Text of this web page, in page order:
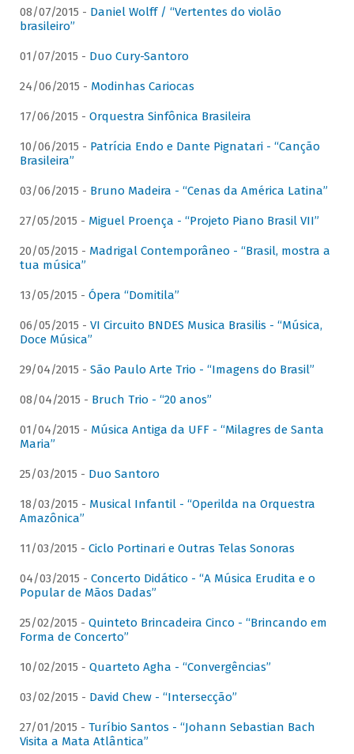
08/07/2015 - Daniel Wolff / “Vertentes do violão
brasileiro”
01/07/2015 - Duo Cury-Santoro
24/06/2015 - Modinhas Cariocas
17/06/2015 - Orquestra Sinfônica Brasileira
10/06/2015 - Patrícia Endo e Dante Pignatari - “Canção
Brasileira”
03/06/2015 - Bruno Madeira - “Cenas da América Latina”
27/05/2015 - Miguel Proença - “Projeto Piano Brasil VII”
20/05/2015 - Madrigal Contemporâneo - “Brasil, mostra a
tua música”
13/05/2015 - Ópera “Domitila”
06/05/2015 - VI Circuito BNDES Musica Brasilis - “Música,
Doce Música”
29/04/2015 - São Paulo Arte Trio - “Imagens do Brasil”
08/04/2015 - Bruch Trio - “20 anos”
01/04/2015 - Música Antiga da UFF - “Milagres de Santa
Maria”
25/03/2015 - Duo Santoro
18/03/2015 - Musical Infantil - “Operilda na Orquestra
Amazônica”
11/03/2015 - Ciclo Portinari e Outras Telas Sonoras
04/03/2015 - Concerto Didático - “A Música Erudita e o
Popular de Mãos Dadas”
25/02/2015 - Quinteto Brincadeira Cinco - “Brincando em
Forma de Concerto”
10/02/2015 - Quarteto Agha - “Convergências”
03/02/2015 - David Chew - “Intersecção”
27/01/2015 - Turíbio Santos - “Johann Sebastian Bach
Visita a Mata Atlântica”